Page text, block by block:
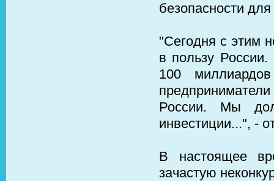
безопасности
"Сегодня с этим
в пользу
100
России. Мы
инвестиции...", -
В настоящее
зачастую